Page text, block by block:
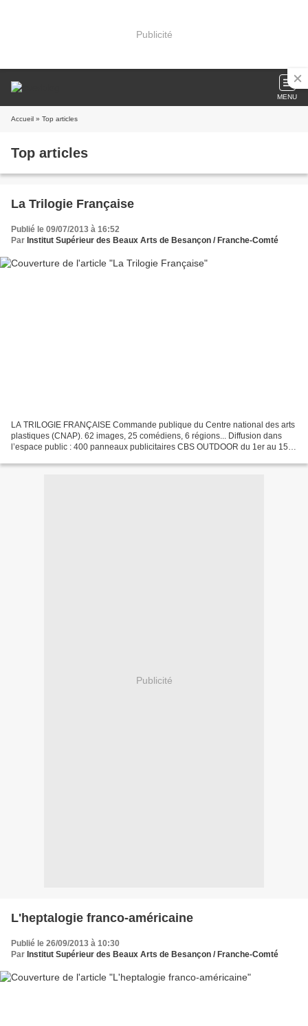
Publicité
MENU
Accueil » Top articles
Top articles
La Trilogie Française
Publié le 09/07/2013 à 16:52
Par Institut Supérieur des Beaux Arts de Besançon / Franche-Comté
LA TRILOGIE FRANÇAISE Commande publique du Centre national des arts
plastiques (CNAP). 62 images, 25 comédiens, 6 régions... Diffusion dans
l’espace public : 400 panneaux publicitaires CBS OUTDOOR du 1er au 15
Publicité
L'heptalogie franco-américaine
Publié le 26/09/2013 à 10:30
Par Institut Supérieur des Beaux Arts de Besançon / Franche-Comté